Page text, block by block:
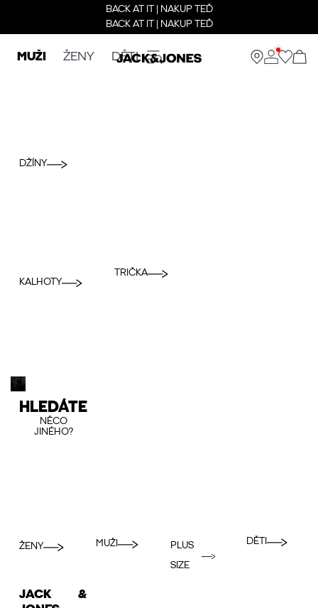
BACK AT IT | NAKUP TEĎ
BACK AT IT | NAKUP TEĎ
MUŽI ŽENY DĚTI
DŽÍNY
KALHOTY
TRIČKA
HLEDÁTE
NĚCO
JINÉHO?
ŽENY MUŽI
PLUS
SIZE
DĚTI
JACK &